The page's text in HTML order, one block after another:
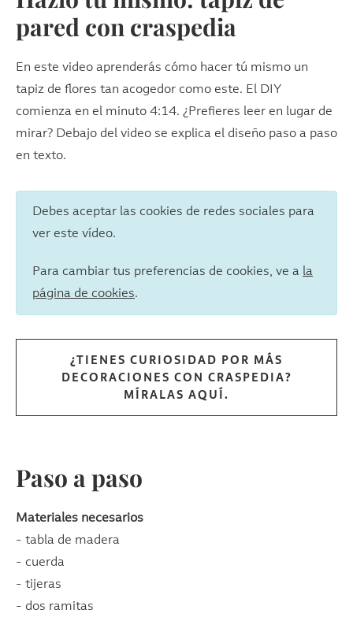
pared con craspedia
En este video aprenderás cómo hacer tú mismo un
tapiz de flores tan acogedor como este. El DIY
comienza en el minuto 4:14. ¿Prefieres leer en lugar de
mirar? Debajo del video se explica el diseño paso a paso
en texto.
Debes aceptar las cookies de redes sociales para
ver este vídeo.
Para cambiar tus preferencias de cookies, ve a la
página de cookies.
¿TIENES CURIOSIDAD POR MÁS
DECORACIONES CON CRASPEDIA?
MÍRALAS AQUÍ.
Paso a paso
Materiales necesarios
- tabla de madera
- cuerda
- tijeras
- dos ramitas